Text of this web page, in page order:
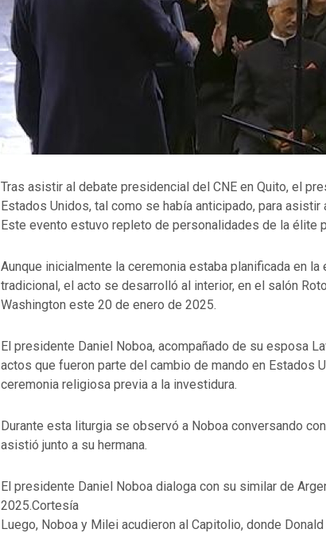
Tras asistir al debate presidencial del CNE en Quito, el
Estados Unidos, tal como se había anticipado, para asistir
Este evento estuvo repleto de personalidades de la élite
Aunque inicialmente la ceremonia estaba planificada en
tradicional, el acto se desarrolló al interior, en el salón
Washington este 20 de enero de 2025.
El presidente Daniel Noboa, acompañado de su esposa
actos que fueron parte del cambio de mando en Estados
ceremonia religiosa previa a la investidura.
Durante esta liturgia se observó a Noboa conversando
asistió junto a su hermana.
El presidente Daniel Noboa dialoga con su similar de
2025.Cortesía
Luego, Noboa y Milei acudieron al Capitolio, donde